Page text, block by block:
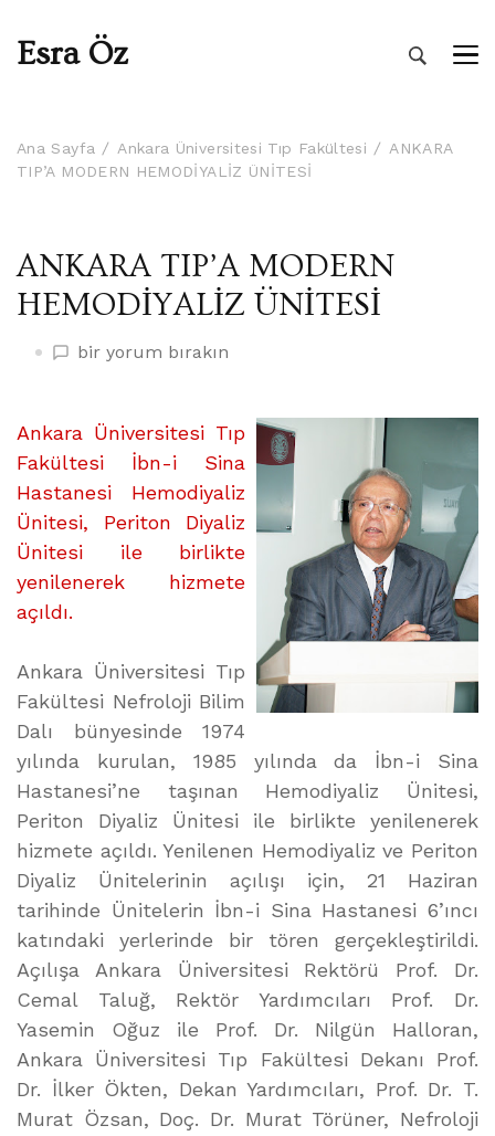
Esra Öz
Ana Sayfa Ankara Üniversitesi Tıp Fakültesi
ANKARA
TIP’A MODERN HEMODİYALİZ ÜNİTESİ
ANKARA TIP’A MODERN
HEMODİYALİZ ÜNİTESİ
ANKARA
HEMODİYALİZ
ÜNİTESİ
üzerine
bir yorum bırakın
Ankara Üniversitesi Tıp
Fakültesi İbn-i Sina
Hastanesi Hemodiyaliz
Ünitesi, Periton Diyaliz
Ünitesi ile birlikte
yenilenerek hizmete
açıldı.
Ankara Üniversitesi Tıp
Fakültesi Nefroloji Bilim
Dalı bünyesinde 1974
yılında kurulan, 1985 yılında da İbn-i Sina
Hastanesi’ne taşınan Hemodiyaliz Ünitesi,
Periton Diyaliz Ünitesi ile birlikte yenilenerek
hizmete açıldı. Yenilenen Hemodiyaliz ve Periton
Diyaliz Ünitelerinin açılışı için, 21 Haziran
tarihinde Ünitelerin İbn-i Sina Hastanesi 6’ıncı
katındaki yerlerinde bir tören gerçekleştirildi.
Açılışa Ankara Üniversitesi Rektörü Prof. Dr.
Cemal Taluğ, Rektör Yardımcıları Prof. Dr.
Yasemin Oğuz ile Prof. Dr. Nilgün Halloran,
Ankara Üniversitesi Tıp Fakültesi Dekanı Prof.
Dr. İlker Ökten, Dekan Yardımcıları, Prof. Dr. T.
Murat Özsan, Doç. Dr. Murat Törüner, Nefroloji